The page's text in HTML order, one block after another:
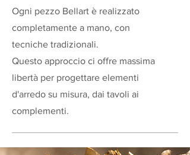
Ogni pezzo Bellart è realizzato
completamente a mano, con
tecniche tradizionali.
Questo approccio ci offre massima
libertà per progettare elementi
d'arredo su misura, dai tavoli ai
complementi.